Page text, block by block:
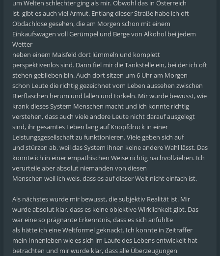
um Welten schlechter ging als mir. Obwohl das in Österreich
ist, gibt es auch viel Armut. Entlang dieser Straße habe ich oft
Obdachlose gesehen, die am Morgen schon mit einem
Einkaufswagen voll Gerümpel und Berge von Alkohol bei jedem
Wetter
neben einem Maisfeld dort lümmeln und komplett
perspektivenlos sind. Dann fiel mir die Tankstelle ein, bei der ich oft
stehen geblieben bin. Auch dort sitzen um 6 Uhr am Morgen
schon Leute die richtig gezeichnet vom Leben aussehen zwischen
Bierflaschen herum und lallen und torkeln. Mir wurde bewusst, wie
krank dieses System Menschen macht und ich konnte richtig
verstehen, dass auch viele andere Leute nicht darauf ausgelegt
sind, ihr gesamtes Leben lang auf Knopfdruck in einer
Leistungsgesellschaft zu funktionieren. Viele geben sich auf
und stürzen ab, weil das System ihnen keine andere Wahl lässt. Das
konnte ich in einer empathischen Weise richtig nachvollziehen. Ich
verurteile aber absolut niemanden von diesen
Menschen weil ich weis, dass es auf dieser Welt nicht einfach ist.
Als nächstes wurde mir bewusst, die subjektiv Realität ist. Mir
wurde absolut klar, dass es keine objektive Wirklichkeit gibt. Das
war eine so prägnante Erkenntnis, dass es sich anfühlte
als hätte ich eine Weltformel geknackt. Ich konnte in Zeitraffer
mein Innenleben wie es sich im Laufe des Lebens entwickelt hat
betrachten und mir wurde klar, dass alle Überzeugungen